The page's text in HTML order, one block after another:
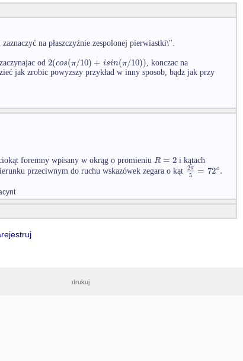
na płaszczyźnie zespolonej pierwiastki\".
od 2(cos(π/10) + isin(π/10)), konczac na
jak zrobic powyzszy przykład w inny sposob, bądz jak przy
foremny wpisany w okrąg o promieniu R = 2 i kątach
przeciwnym do ruchu wskazówek zegara o kąt 2π
5 = 72o.
drukuj